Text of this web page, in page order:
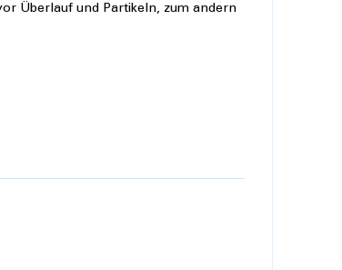
Überlauf und Partikeln, zum andern